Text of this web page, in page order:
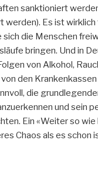
sanktioniert
werden). Es ist wirklich
sich die Menschen
bringen. Und in
von Alkohol,
den
die
und sein
Ein «Weiter so wie
Chaos als es schon